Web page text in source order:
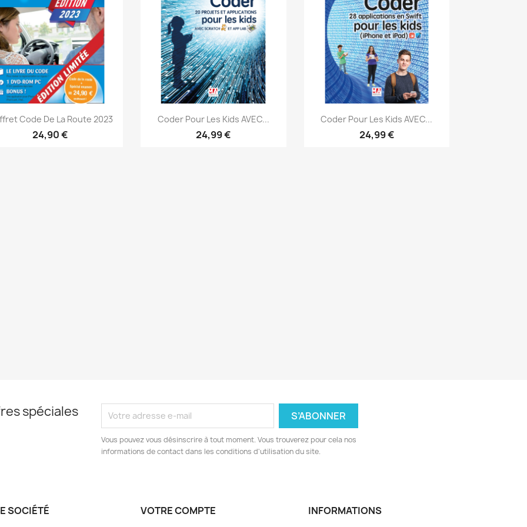
Aperçu rapide
Code De La Route 2023
24,90 €
Aperçu rapide
Coder Pour Les Kids AVEC...
24,99 €
Aperçu rapide
Coder Pour Les Kids AVEC...
24,99 €
spéciales
Vous pouvez vous désinscrire à tout moment. Vous trouverez pour cela nos
informations de contact dans les conditions d'utilisation du site.
SOCIÉTÉ VOTRE COMPTE INFORMATIONS